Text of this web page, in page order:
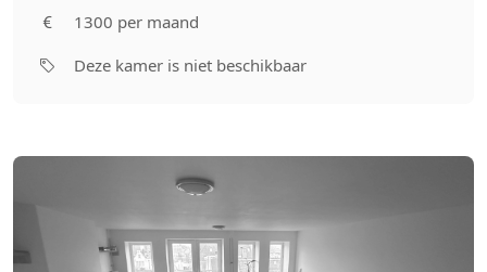
1300 per maand
Deze kamer is niet beschikbaar